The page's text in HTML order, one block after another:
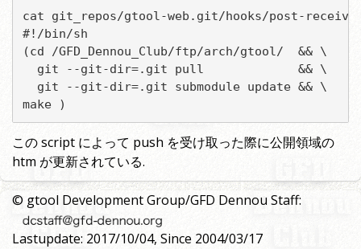
cat git_repos/gtool-web.git/hooks/post-receive
#!/bin/sh
(cd /GFD_Dennou_Club/ftp/arch/gtool/  && \
  git --git-dir=.git pull             && \
  git --git-dir=.git submodule update && \
make )
この script によって push を受け取った際に公開領域の
htm が更新されている.
© gtool Development Group/GFD Dennou Staff:
Lastupdate: 2017/10/04, Since 2004/03/17